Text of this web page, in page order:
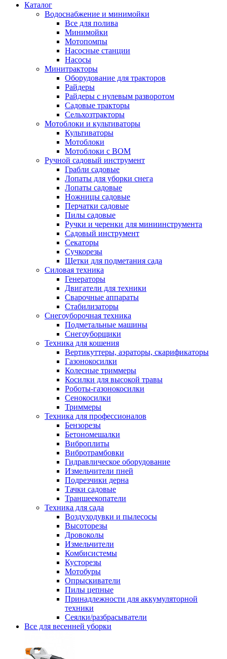
Каталог
Водоснабжение и минимойки
Все для полива
Минимойки
Мотопомпы
Насосные станции
Насосы
Минитракторы
Оборудование для тракторов
Райдеры
Райдеры с нулевым разворотом
Садовые тракторы
Сельхозтракторы
Мотоблоки и культиваторы
Культиваторы
Мотоблоки
Мотоблоки с ВОМ
Ручной садовый инструмент
Грабли садовые
Лопаты для уборки снега
Лопаты садовые
Ножницы садовые
Перчатки садовые
Пилы садовые
Ручки и черенки для миниинструмента
Садовый инструмент
Секаторы
Сучкорезы
Щетки для подметания сада
Силовая техника
Генераторы
Двигатели для техники
Сварочные аппараты
Стабилизаторы
Снегоуборочная техника
Подметальные машины
Снегоуборщики
Техника для кошения
Вертикуттеры, аэраторы, скарификаторы
Газонокосилки
Колесные триммеры
Косилки для высокой травы
Роботы-газонокосилки
Сенокосилки
Триммеры
Техника для профессионалов
Бензорезы
Бетономешалки
Виброплиты
Вибротрамбовки
Гидравлическое оборудование
Измельчители пней
Подрезчики дерна
Тачки садовые
Траншеекопатели
Техника для сада
Воздуходувки и пылесосы
Высоторезы
Дровоколы
Измельчители
Комбисистемы
Кусторезы
Мотобуры
Опрыскиватели
Пилы цепные
Принадлежности для аккумуляторной
техники
Сеялки/разбрасыватели
Все для весенней уборки